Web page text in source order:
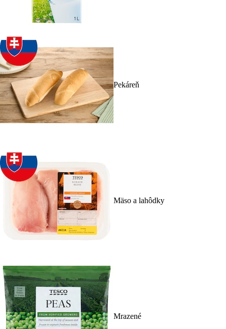
Pekáreň
Mäso a lahôdky
Mrazené